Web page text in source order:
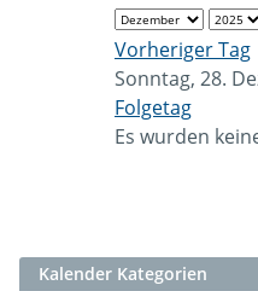
Vorheriger Tag
Sonntag, 28.
Folgetag
Es wurden
Kalender Kategorien